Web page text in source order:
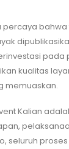
percaya
kualitas
memuaskan.
Kalian
seluruh